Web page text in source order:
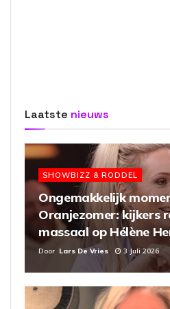
Laatste nieuws
SHOWBIZZ & RODDEL
Ongemakkelijk
Oranjezomer: kijkers
massaal op Hélène
Door Lars De Vries 3 Juli 2026